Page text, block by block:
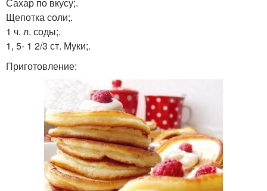
Щепотка соли;.
1 ч. л. соды;.
1, 5- 1 2/3 ст. Муки;.
Приготовление: